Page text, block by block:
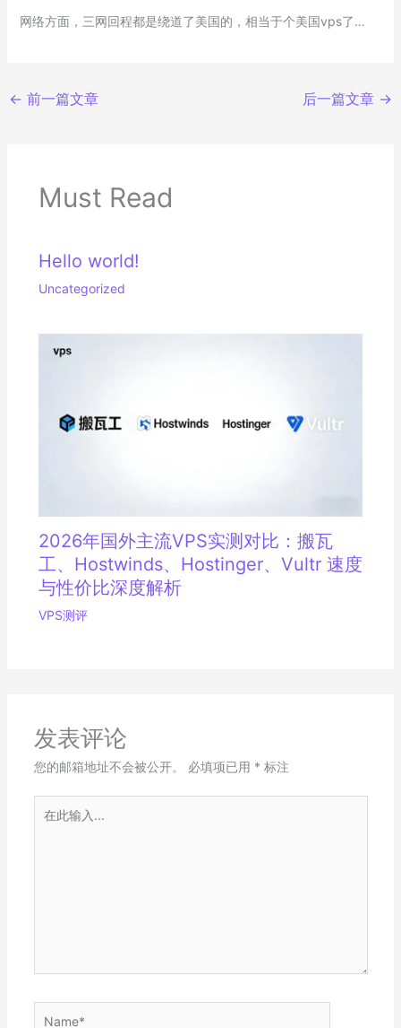
网络方面，三网回程都是绕道了美国的，相当于个美国vps了…
← 前一篇文章 后一篇文章 →
Must Read
Hello world!
Uncategorized
2026年国外主流VPS实测对比：搬瓦
工、Hostwinds、Hostinger、Vultr 速度
与性价比深度解析
VPS测评
发表评论
您的邮箱地址不会被公开。 必填项已用 * 标注